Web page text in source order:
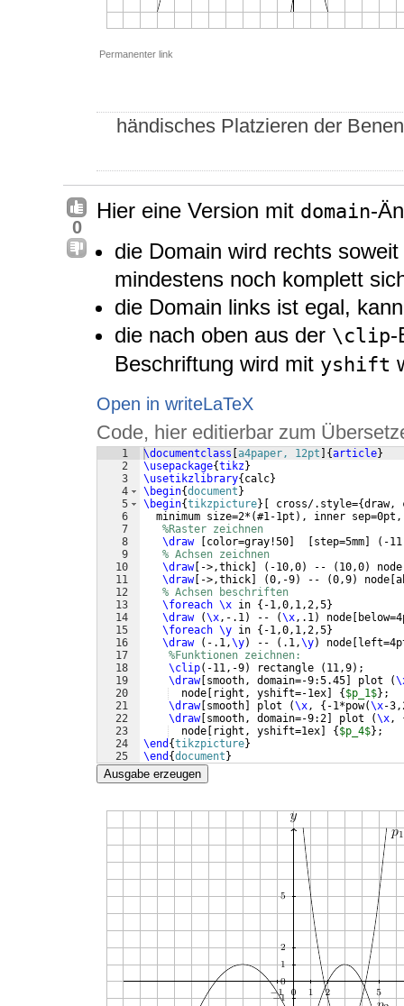
Permanenter link
händisches Platzieren der
0
Hier eine Version mit domain-
die Domain wird rechts
mindestens noch komplett
die Domain links ist egal,
die nach oben aus der \clip-
Beschriftung wird mit yshift
Open in writeLaTeX
Code, hier editierbar zum
1
2
3
4
5
6
7
8
9
10
11
12
13
14
15
16
17
18
19
20
21
22
23
24
25
\documentclass a4paper, 12pt {article}
\usepackage{tikz}
\usetikzlibrary{ calc}
\begin{document }
\begin{tikzpicture} cross/.style={draw,
  minimum size=2*
(#1-1pt ) , inner
%Raster zeichnen
\draw
color=gray!50 step=5mm ( -
% Achsen zeichnen
\draw[ ->,thick ( -10,0) -- ( 10,0) node
\draw[ ->,thick (0,-9) -- (0,9) node
% Achsen beschriften
\foreach \x in { -1,0,1,2,5}
\draw
(\x,-.1) -- (\x,.1) node
\foreach \y in { -1,0,1,2,5}
\draw
( -.1,\y) -- ( .1,\y) node
%Funktionen zeichnen:
\clip( -11,-9) rectangle ( 11,9) ;
\draw[ smooth, domain=-9:5.45 plot (
  node
right, yshift=-1ex { $p_1$} ;
\draw[ smooth plot (\x, { -1*pow(\x-
\draw[ smooth, domain=-9:2 plot (\x,
  node
right, yshift=1ex { $p_4$} ;
\end {tikzpicture}
\end {document }
Ausgabe erzeugen